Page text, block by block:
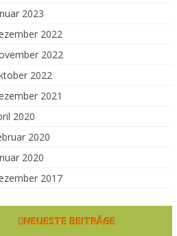
2023
2022
2022
2022
2021
2020
2020
2020
2017
NEUESTE BEITRÄGE